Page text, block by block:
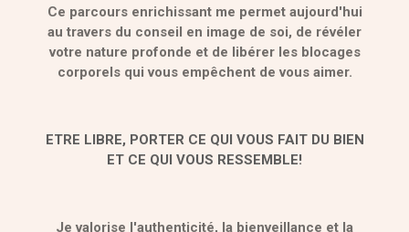
Ce parcours enrichissant me permet aujourd'hui
au travers du conseil en image de soi, de révéler
votre nature profonde et de libérer les blocages
corporels qui vous empêchent de vous aimer.
ETRE LIBRE, PORTER CE QUI VOUS FAIT DU BIEN
ET CE QUI VOUS RESSEMBLE!
Je valorise l'authenticité, la bienveillance et la